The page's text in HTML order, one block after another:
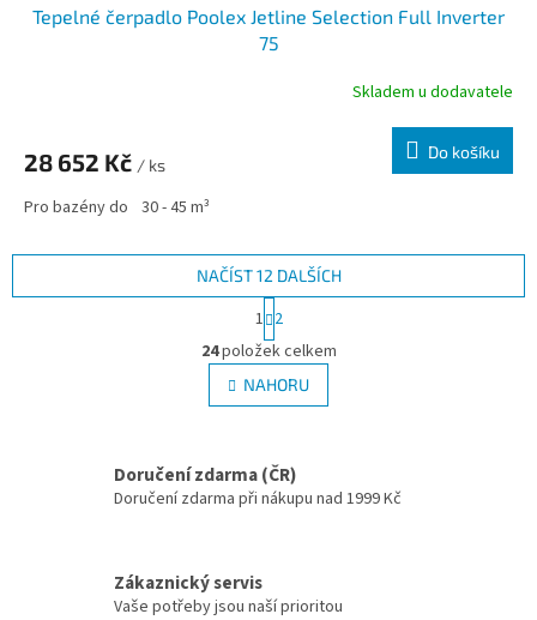
Tepelné čerpadlo Poolex Jetline Selection Full Inverter
75
Skladem u dodavatele
28 652 Kč / ks
Do košíku
Pro bazény do 30 - 45 m³
Ovládací prvky výpisu
NAČÍST 12 DALŠÍCH
1 2
24položek celkem
NAHORU
Doručení zdarma (ČR)
Doručení zdarma při nákupu nad 1999 Kč
Zákaznický servis
Vaše potřeby jsou naší prioritou